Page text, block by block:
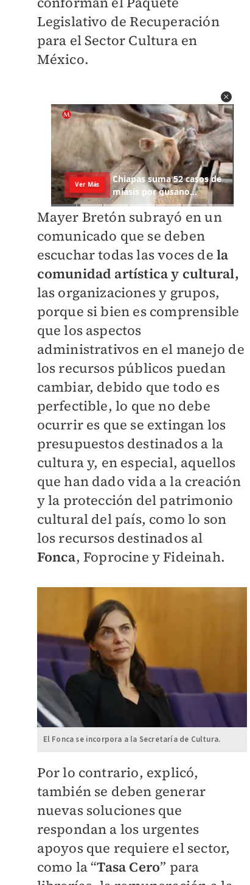
Legislativo de Recuperación
para el Sector Cultura en
México.
Mayer Bretón subrayó en un
comunicado que se deben
escuchar todas las voces dela
comunidad artística y cultural,
las organizaciones y grupos,
porque si bien es comprensible
que los aspectos
administrativos en el manejo de
los recursos públicos puedan
cambiar, debido que todo es
perfectible, lo que no debe
ocurrir es que se extingan los
presupuestos destinados a la
cultura y, en especial, aquellos
que han dado vida a la creación
y la protección del patrimonio
cultural del país, como lo son
los recursos destinados al
Fonca, Foprocine y Fideinah.
El Fonca se incorpora a la Secretaría de Cultura.
Por lo contrario, explicó,
también se deben generar
nuevas soluciones que
respondan a los urgentes
apoyos que requiere el sector,
como la “Tasa Cero” para